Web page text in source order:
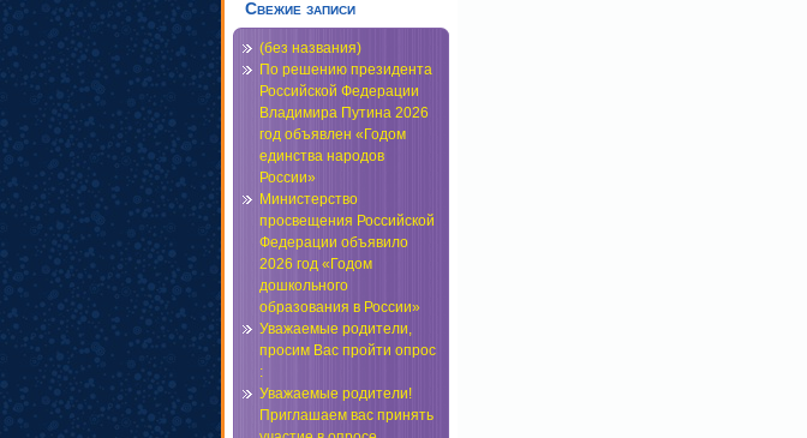
Свежие записи
(без названия)
По решению президента
Российской Федерации
Владимира Путина 2026
год объявлен «Годом
единства народов
России»
Министерство
просвещения Российской
Федерации объявило
2026 год «Годом
дошкольного
образования в России»
Уважаемые родители,
просим Вас пройти опрос
:
Уважаемые родители!
Приглашаем вас принять